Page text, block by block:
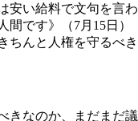
安い給料で文句を言わ
です》（7月15日）
ちんと人権を守るべき
きなのか、まだまだ議